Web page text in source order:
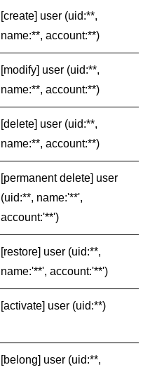
[create] user (uid:**,
name:**, account:**)
[modify] user (uid:**,
name:**, account:**)
[delete] user (uid:**,
name:**, account:**)
[permanent delete] user
(uid:**, name:'**',
account:'**')
[restore] user (uid:**,
name:'**', account:'**')
[activate] user (uid:**)
[belong] user (uid:**,